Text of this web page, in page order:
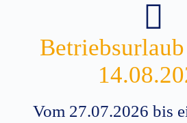
Vom 27.07.2026 bis